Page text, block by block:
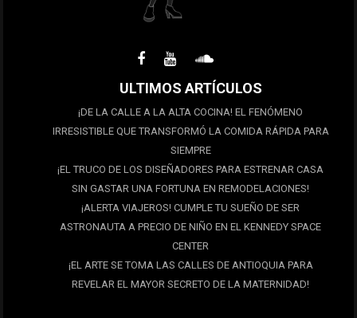
ULTIMOS ARTÍCULOS
¡DE LA CALLE A LA ALTA COCINA! EL FENÓMENO
IRRESISTIBLE QUE TRANSFORMÓ LA COMIDA RÁPIDA PARA
SIEMPRE
¡EL TRUCO DE LOS DISEÑADORES PARA ESTRENAR CASA
SIN GASTAR UNA FORTUNA EN REMODELACIONES!
¡ALERTA VIAJEROS! CUMPLE TU SUEÑO DE SER
ASTRONAUTA A PRECIO DE NIÑO EN EL KENNEDY SPACE
CENTER
¡EL ARTE SE TOMA LAS CALLES DE ANTIOQUIA PARA
REVELAR EL MAYOR SECRETO DE LA MATERNIDAD!